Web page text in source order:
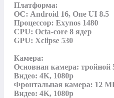
Платформа:
ОС: Android 16, One UI 8.5
Процессор: Exynos 1480
CPU: Octa-core 8 ядер
GPU: Xclipse 530
Камера:
Основная камера: тройной
Видео: 4K, 1080p
Фронтальная камера: 12
Видео: 4K, 1080p